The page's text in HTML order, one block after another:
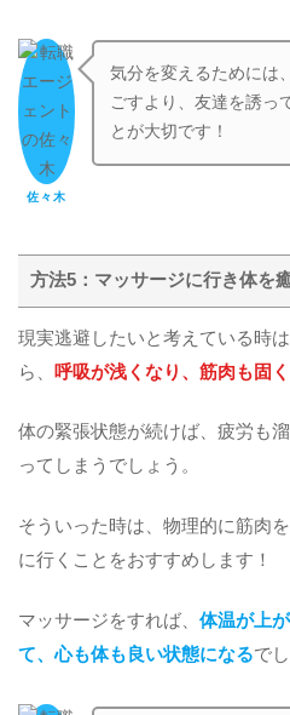
佐々木
気分を変えるためには
ごすより、友達を誘っ
とが大切です！
方法5：マッサージに行き体を
現実逃避したいと考えている時
ら、 呼吸が浅くなり、筋肉も固
体の緊張状態が続けば、疲労も
ってしまうでしょう。
そういった時は、物理的に筋肉
に行くことをおすすめします！
マッサージをすれば、 体温が上
て、心も体も良い状態になるで